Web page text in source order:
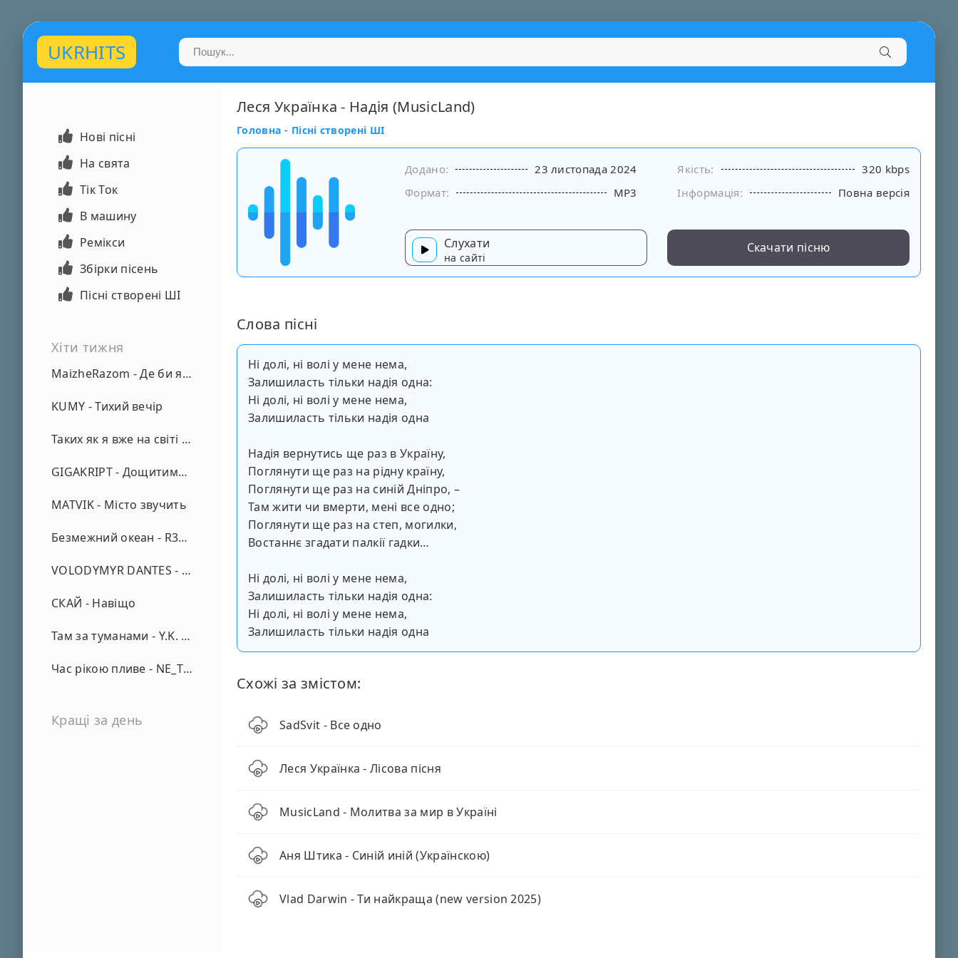
UKRHITS
Нові пісні
На свята
Тік Ток
В машину
Ремікси
Збірки пісень
Пісні створені ШІ
Хіти тижня
MaizheRazom - Де би я не був
KUMY - Тихий вечір
Таких як я вже на світі нема - А. Малярник
GIGAKRIPT - Дощитиме зима
MATVIK - Місто звучить
Безмежний океан - R3phase
VOLODYMYR DANTES - Просто кохаю (REMIX)
СКАЙ - Навіщо
Там за туманами - Y.K. Music
Час рікою пливе - NE_TVOYA_MRIYA
Кращі за день
Леся Українка - Надія (MusicLand)
Головна - Пісні створені ШІ
Додано: 23 листопада 2024 Якість:
320 kbps
Формат:
MP3 Інформація: Повна версія
Слухати
на сайті
Скачати пісню
Слова пісні
Ні долі, ні волі у мене нема,
Залишиласть тільки надія одна:
Ні долі, ні волі у мене нема,
Залишиласть тільки надія одна
Надія вернутись ще раз в Україну,
Поглянути ще раз на рідну країну,
Поглянути ще раз на синій Дніпро, –
Там жити чи вмерти, мені все одно;
Поглянути ще раз на степ, могилки,
Востаннє згадати палкії гадки…
Ні долі, ні волі у мене нема,
Залишиласть тільки надія одна:
Ні долі, ні волі у мене нема,
Залишиласть тільки надія одна
Схожі за змістом:
SadSvit - Все одно
Леся Українка - Лісова пісня
MusicLand - Молитва за мир в Україні
Аня Штика - Синій иній (Українскою)
Vlad Darwin - Ти найкраща (new version 2025)